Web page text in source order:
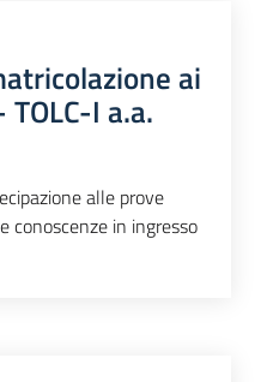
ai
I a.a.
alle prove
conoscenze in ingresso